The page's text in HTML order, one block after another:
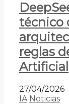
técnico
reglas
Artificial
27/04/2026
IA Noticias